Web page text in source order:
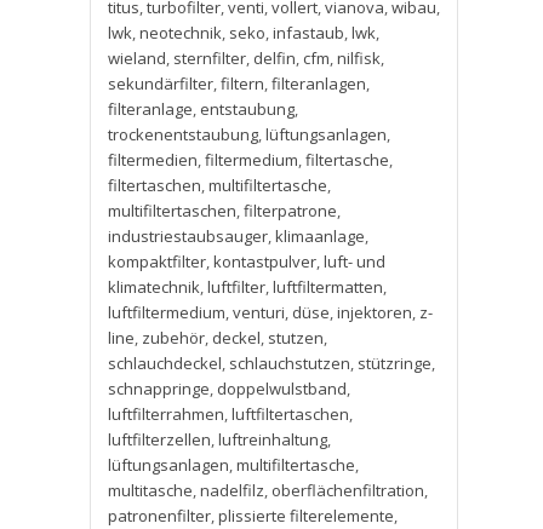
titus,turbofilter,venti,vollert,vianova,wibau,
lwk,neotechnik, seko,infastaub,lwk,
wieland, sternfilter, delfin, cfm,nilfisk,
sekundärfilter,filtern,filteranlagen,
filteranlage, entstaubung,
trockenentstaubung,lüftungsanlagen,
filtermedien,filtermedium,filtertasche,
filtertaschen,multifiltertasche,
multifiltertaschen,filterpatrone,
industriestaubsauger,klimaanlage,
kompaktfilter,kontastpulver,luft- und
klimatechnik,luftfilter,luftfiltermatten,
luftfiltermedium,venturi, düse,injektoren, z-
line, zubehör, deckel, stutzen,
schlauchdeckel, schlauchstutzen, stützringe,
schnappringe, doppelwulstband,
luftfilterrahmen,luftfiltertaschen,
luftfilterzellen,luftreinhaltung,
lüftungsanlagen,multifiltertasche,
multitasche,nadelfilz, oberflächenfiltration,
patronenfilter,plissierte filterelemente,